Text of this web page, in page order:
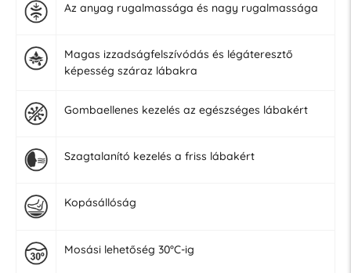
Az anyag rugalmassága és nagy rugalmassága
Magas izzadságfelszívódás és légáteresztő
képesség száraz lábakra
Gombaellenes kezelés az egészséges lábakért
Szagtalanító kezelés a friss lábakért
Kopásállóság
Mosási lehetőség 30°C-ig